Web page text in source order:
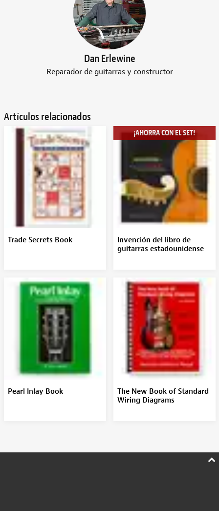
Dan Erlewine
Reparador de guitarras y constructor
Artículos relacionados
Trade Secrets Book
¡AHORRA CON EL SET!
Invención del libro de
guitarras estadounidense
Pearl Inlay Book
The New Book of Standard
Wiring Diagrams